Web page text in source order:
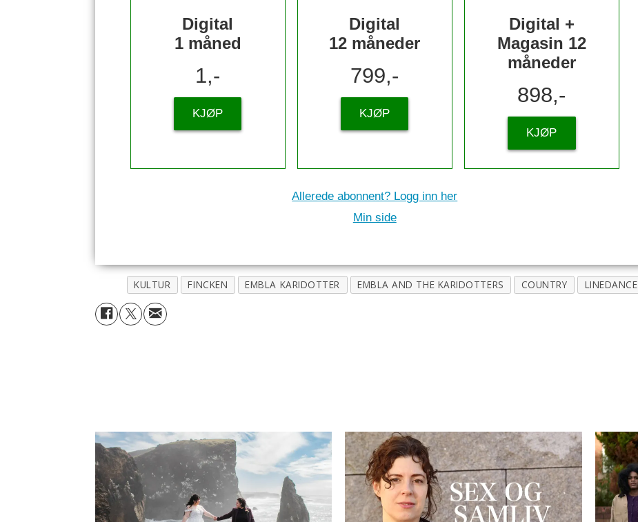
Digital
1 måned
1,-
KJØP
Digital
12 måneder
799,-
KJØP
Digital +
Magasin 12
måneder
898,-
KJØP
Allerede abonnent? Logg inn her
Min side
KULTUR FINCKEN EMBLA KARIDOTTER EMBLA AND THE KARIDOTTERS COUNTRY LINEDANCE